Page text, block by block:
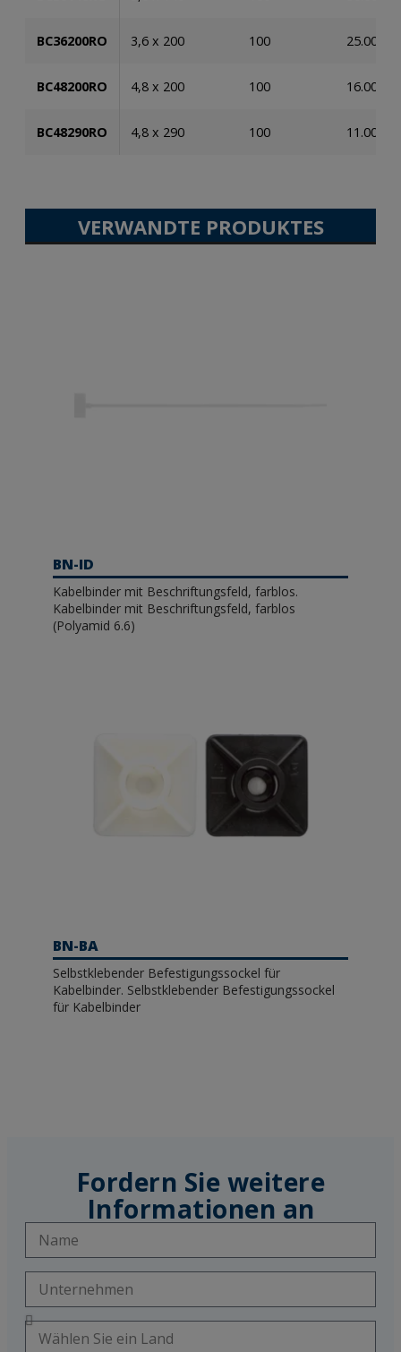
BC36200RO 3,6 x 200 100 25.000
BC48200RO 4,8 x 200 100 16.000
BC48290RO 4,8 x 290 100 11.000
VERWANDTE PRODUKTES
BN-ID
Kabelbinder mit Beschriftungsfeld, farblos.
Kabelbinder mit Beschriftungsfeld, farblos
(Polyamid 6.6)
BN-BA
Selbstklebender Befestigungssockel für
Kabelbinder. Selbstklebender Befestigungssockel
für Kabelbinder
Fordern Sie weitere
Informationen an